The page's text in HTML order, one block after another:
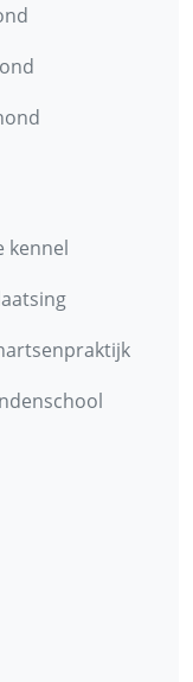
kennel